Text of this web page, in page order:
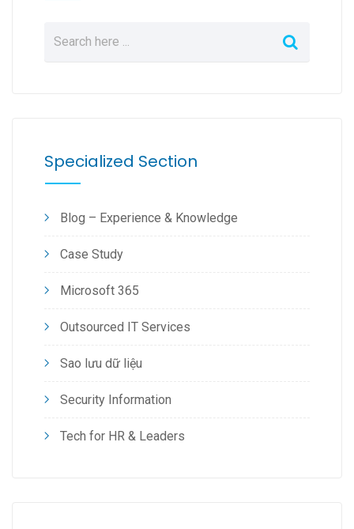
Specialized Section
Blog – Experience & Knowledge
Case Study
Microsoft 365
Outsourced IT Services
Sao lưu dữ liệu
Security Information
Tech for HR & Leaders